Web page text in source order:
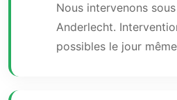
Nous intervenons
Anderlecht.
possibles le jour